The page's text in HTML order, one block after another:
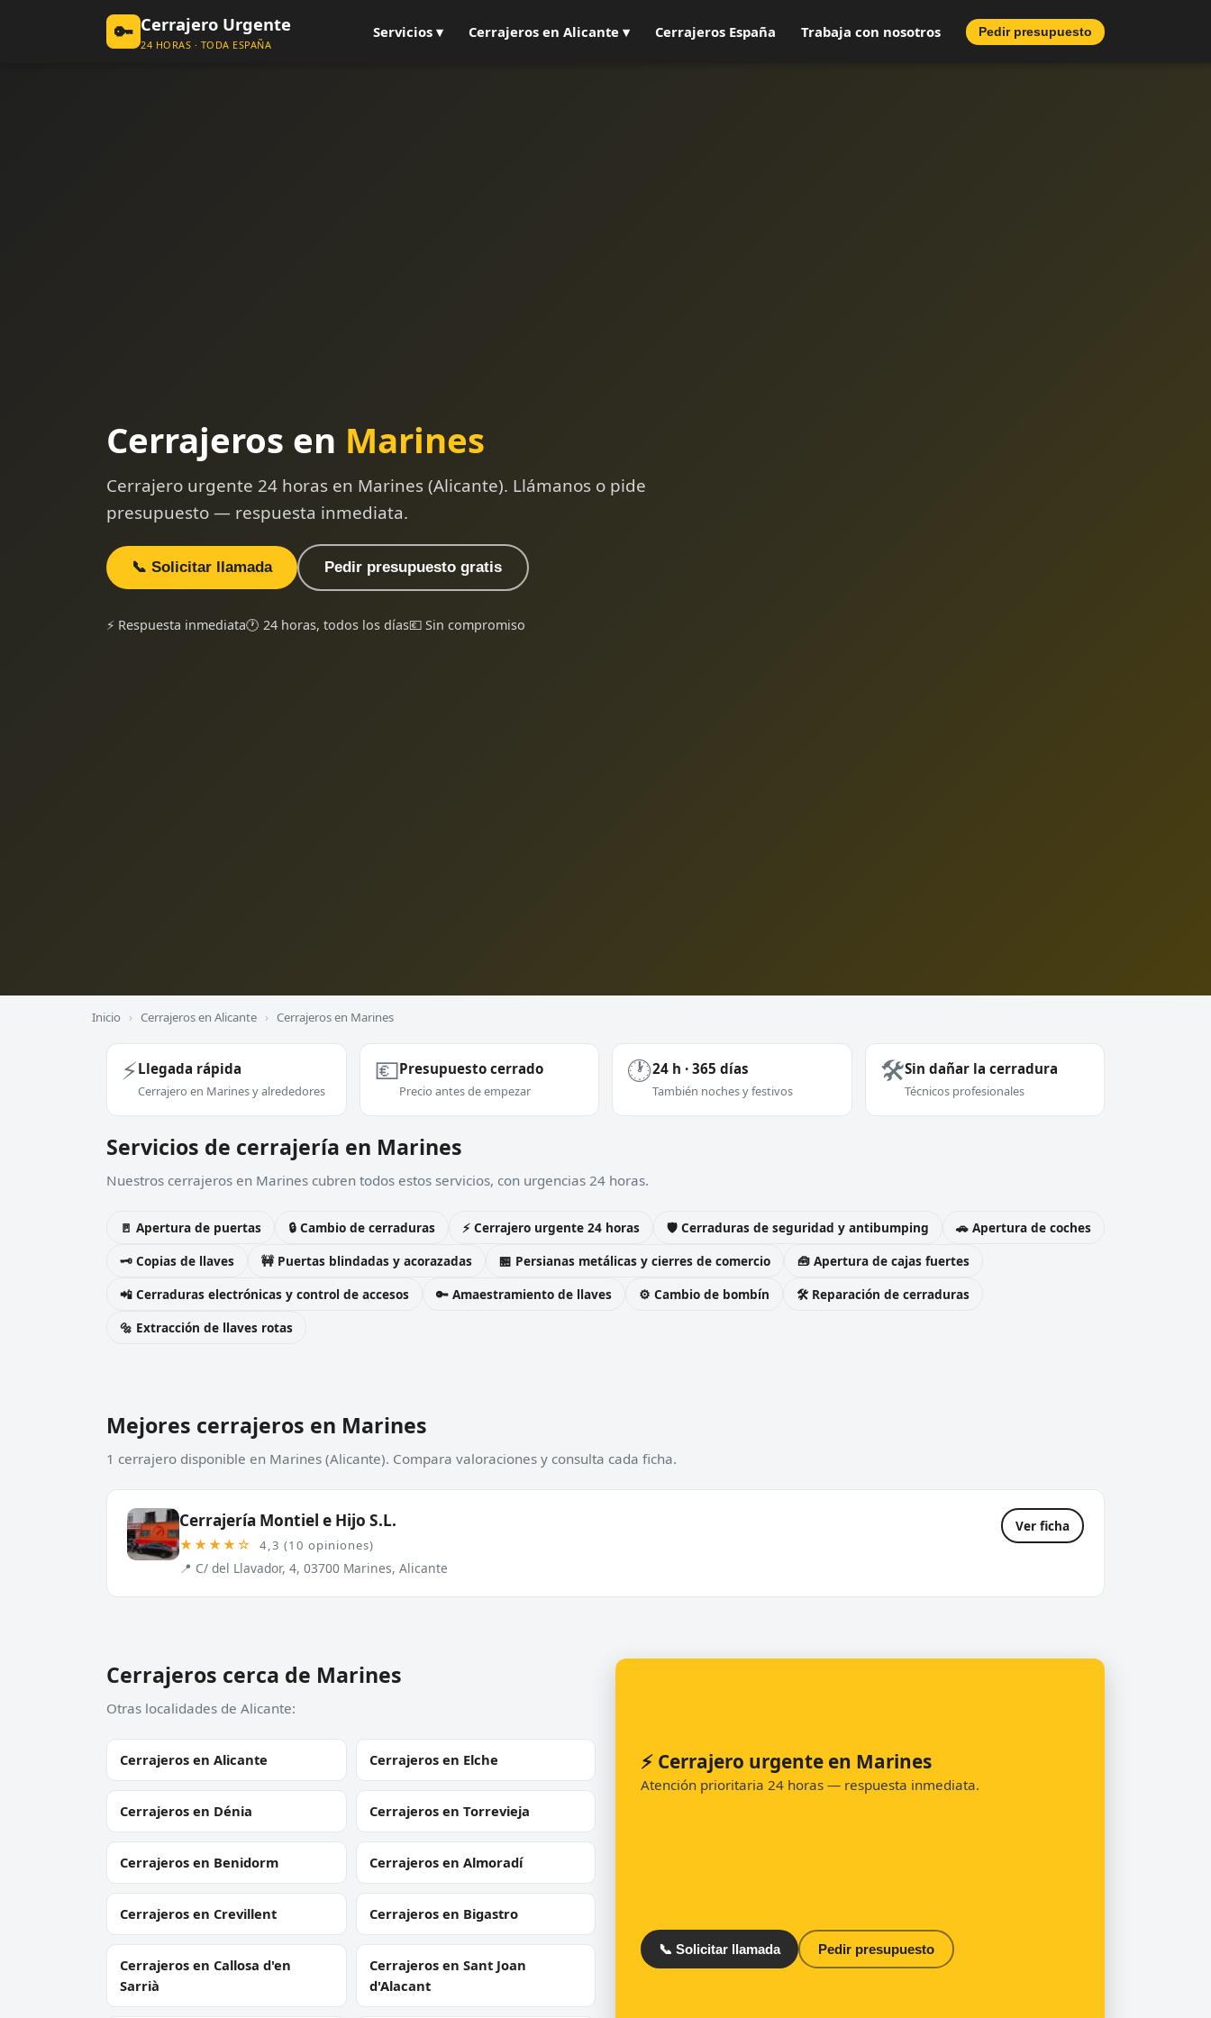
🔑 Cerrajero Urgente
24 HORAS · TODA ESPAÑA
Servicios ▾ Cerrajeros en Alicante ▾ Cerrajeros España Trabaja con nosotros Pedir presupuesto
Cerrajeros en Marines
Cerrajero urgente 24 horas en Marines (Alicante). Llámanos o pide
presupuesto — respuesta inmediata.
📞 Solicitar llamada Pedir presupuesto gratis
⚡ Respuesta inmediata🕐 24 horas, todos los días💶 Sin compromiso
Inicio › Cerrajeros en Alicante › Cerrajeros en Marines
⚡Llegada rápida
Cerrajero en Marines y alrededores
💶Presupuesto cerrado
Precio antes de empezar
🕐24 h · 365 días
También noches y festivos
🛠️Sin dañar la cerradura
Técnicos profesionales
Servicios de cerrajería en Marines
Nuestros cerrajeros en Marines cubren todos estos servicios, con urgencias 24 horas.
🚪 Apertura de puertas 🔒 Cambio de cerraduras ⚡ Cerrajero urgente 24 horas 🛡️ Cerraduras de seguridad y antibumping
🚗 Apertura de coches
🗝️ Copias de llaves
🚧 Puertas blindadas y acorazadas 🏪 Persianas metálicas y cierres de comercio
🧰 Apertura de cajas fuertes
📲 Cerraduras electrónicas y control de accesos
🔑 Amaestramiento de llaves ⚙️ Cambio de bombín
🛠️ Reparación de cerraduras
🔩 Extracción de llaves rotas
Mejores cerrajeros en Marines
1 cerrajero disponible en Marines (Alicante). Compara valoraciones y consulta cada ficha.
Cerrajería Montiel e Hijo S.L.
★★★★☆ 4,3 (10 opiniones)
📍 C/ del Llavador, 4, 03700 Marines, Alicante
Ver ficha
Cerrajeros cerca de Marines
Otras localidades de Alicante:
Cerrajeros en Alicante Cerrajeros en Elche
Cerrajeros en Dénia Cerrajeros en Torrevieja
Cerrajeros en Benidorm Cerrajeros en Almoradí
Cerrajeros en Crevillent Cerrajeros en Bigastro
Cerrajeros en Callosa d'en
Sarrià
Cerrajeros en Sant Joan
d'Alacant
⚡ Cerrajero urgente en Marines
Atención prioritaria 24 horas — respuesta inmediata.
📞 Solicitar llamada Pedir presupuesto